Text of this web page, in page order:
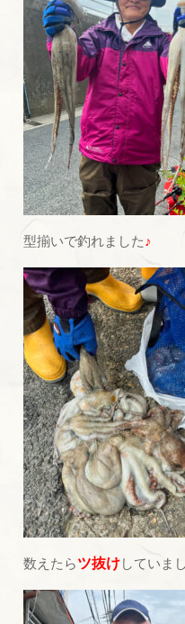
型揃いで釣れました♪
数えたらツ抜けしていま